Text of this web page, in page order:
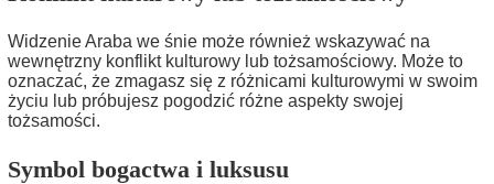
Widzenie Araba we śnie może również wskazywać na
wewnętrzny konflikt kulturowy lub tożsamościowy. Może to
oznaczać, że zmagasz się z różnicami kulturowymi w swoim
życiu lub próbujesz pogodzić różne aspekty swojej
tożsamości.
Symbol bogactwa i luksusu